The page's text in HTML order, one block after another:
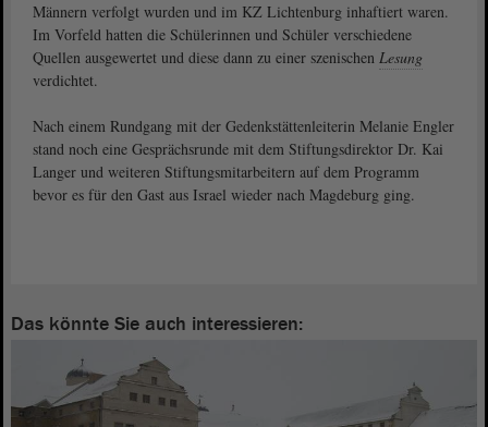
Männern verfolgt wurden und im KZ Lichtenburg inhaftiert waren.
Im Vorfeld hatten die Schülerinnen und Schüler verschiedene
Quellen ausgewertet und diese dann zu einer szenischen Lesung
verdichtet.
Nach einem Rundgang mit der Gedenkstättenleiterin Melanie Engler
stand noch eine Gesprächsrunde mit dem Stiftungsdirektor Dr. Kai
Langer und weiteren Stiftungsmitarbeitern auf dem Programm
bevor es für den Gast aus Israel wieder nach Magdeburg ging.
Das könnte Sie auch interessieren: